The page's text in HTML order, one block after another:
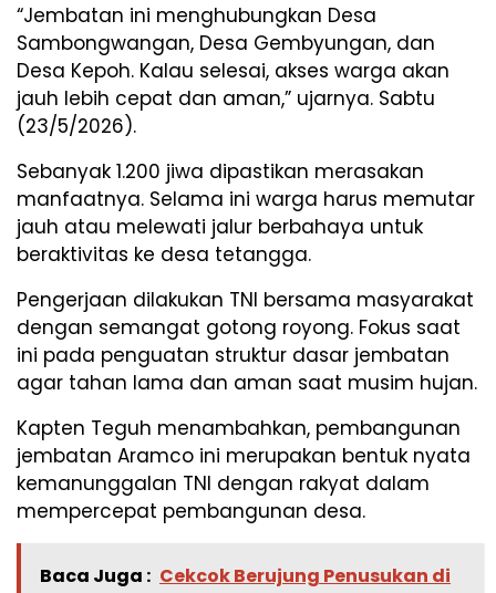
“Jembatan ini menghubungkan Desa
Sambongwangan, Desa Gembyungan, dan
Desa Kepoh. Kalau selesai, akses warga akan
jauh lebih cepat dan aman,” ujarnya. Sabtu
(23/5/2026).
Sebanyak 1.200 jiwa dipastikan merasakan
manfaatnya. Selama ini warga harus memutar
jauh atau melewati jalur berbahaya untuk
beraktivitas ke desa tetangga.
Pengerjaan dilakukan TNI bersama masyarakat
dengan semangat gotong royong. Fokus saat
ini pada penguatan struktur dasar jembatan
agar tahan lama dan aman saat musim hujan.
Kapten Teguh menambahkan, pembangunan
jembatan Aramco ini merupakan bentuk nyata
kemanunggalan TNI dengan rakyat dalam
mempercepat pembangunan desa.
Baca Juga : Cekcok Berujung Penusukan di